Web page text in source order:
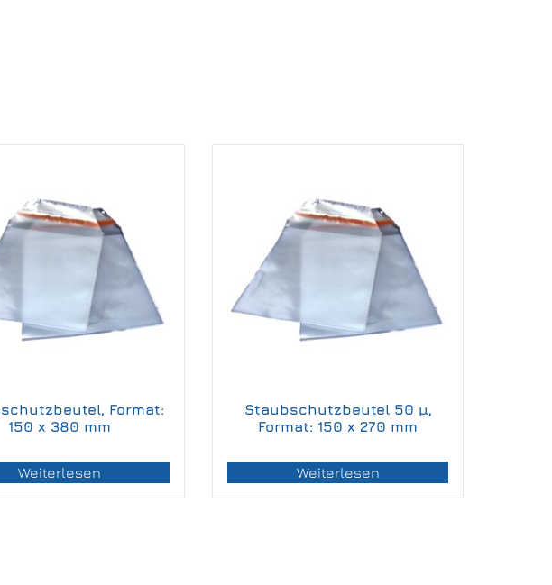
Format:
150 x 380 mm
Weiterlesen
Staubschutzbeutel 50 µ,
Format: 150 x 270 mm
Weiterlesen